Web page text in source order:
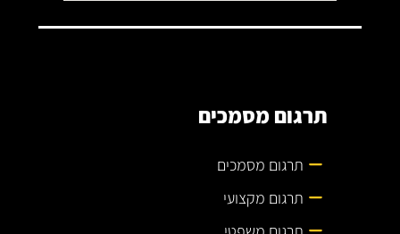
תרגום מסמכים
תרגום מסמכים
תרגום מקצועי